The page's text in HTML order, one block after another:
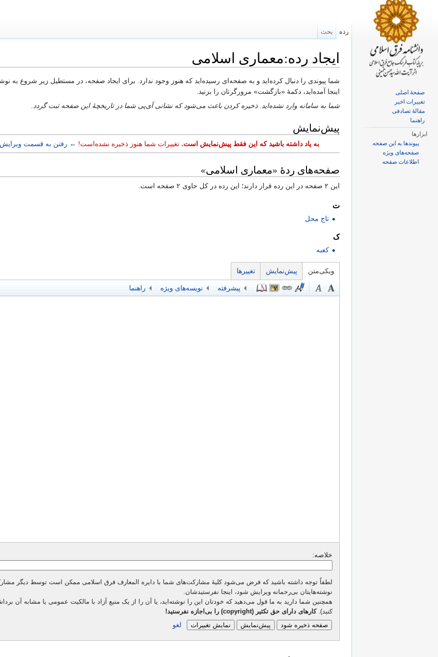
ایجاد رده:معماری اسلامی
شما پیوندی را دنبال کرده‌اید و به صفحه‌ای رسیده‌اید که هنوز وجود ندارد. برای ایجاد صفحه، در مستطیل زیر شروع به
اینجا آمده‌اید، دکمهٔ «بازگشت» مرورگرتان را بزنید.
شما به سامانه وارد نشده‌اید. ذخیره کردن باعث می‌شود که نشانی آی‌پی شما در تاریخچهٔ این صفحه ثبت گردد.
پیش‌نمایش
به یاد داشته باشید که این فقط پیش‌نمایش است. تغییرات شما هنوز ذخیره نشده‌است! ← رفتن به قسمت ویرایش
صفحه‌های ردهٔ «معماری اسلامی»
این ۲ صفحه در این رده قرار دارند؛ این رده در کل حاوی ۲ صفحه است.
ت
تاج محل
ک
کعبه
ویکی‌متن پیش‌نمایش تغییرها
پیشرفته نویسه‌های ویژه راهنما
خلاصه:
لطفاً توجه داشته باشید که فرض می‌شود کلیهٔ مشارکت‌های شما با دایره المعارف فرق اسلامی ممکن است توسط دیگر
نوشته‌هایتان بی‌رحمانه ویرایش شود، اینجا نفرستیدشان.
همچنین شما دارید به ما قول می‌دهید که خودتان این را نوشته‌اید، یا آن را از یک منبع آزاد با مالکیت عمومی یا مشابه آن
کنید).کارهای دارای حق تکثیر (copyright) را بی‌اجازه نفرستید!
لغو
بحث رده
صفحهٔ اصلی
تغییرات اخیر
مقالهٔ تصادفی
راهنما
ابزارها
پیوندها به این صفحه
صفحه‌های ویژه
اطلاعات صفحه